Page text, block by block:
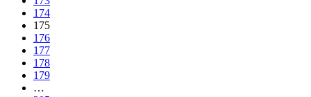
174
175
176
177
178
179
…